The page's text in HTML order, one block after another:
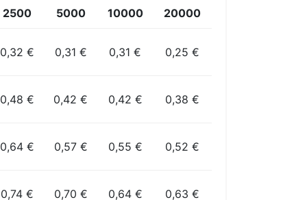
2500 5000 10000 20000
0,32 € 0,31 € 0,31 € 0,25 €
0,48 € 0,42 € 0,42 € 0,38 €
0,64 € 0,57 € 0,55 € 0,52 €
0,74 € 0,70 € 0,64 € 0,63 €